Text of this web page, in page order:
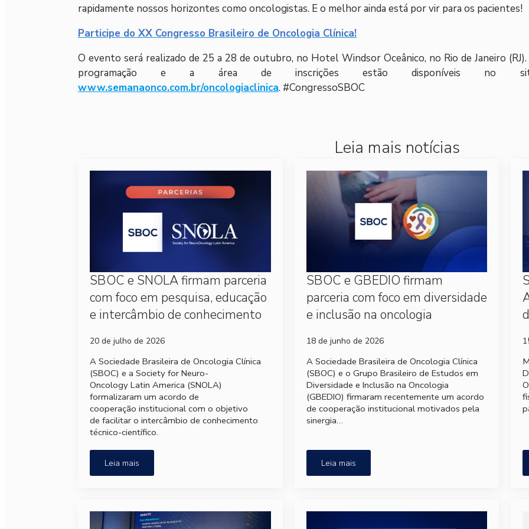
rapidamente nossos horizontes como oncologistas. E o melhor ainda está por vir para os pacientes!
Participe do XX Congresso Brasileiro de Oncologia Clínica!
O evento será realizado de 25 a 28 de outubro, no Hotel Windsor Oceânico, no Rio de Janeiro
programação e a área de inscrições estão disponíveis no
www.semanaonco.com.br/oncologiaclinica. #CongressoSBOC
Leia mais notícias
SBOC e SNOLA firmam parceria
com foco em pesquisa, educação
e intercâmbio de conhecimento
20 de julho de 2026
A Sociedade Brasileira de Oncologia Clínica
(SBOC) e a Society for Neuro-
Oncology Latin America (SNOLA)
formalizaram um acordo de
cooperação institucional com o objetivo
de facilitar o intercâmbio de conhecimento
técnico-científico.
Leia mais
SBOC e GBEDIO firmam
parceria com foco em diversidade
e inclusão na oncologia
18 de junho de 2026
A Sociedade Brasileira de Oncologia Clínica
(SBOC) e o Grupo Brasileiro de Estudos em
Diversidade e Inclusão na Oncologia
(GBEDIO) firmaram recentemente um acordo
de cooperação institucional motivados pela
sinergia…
Leia mais